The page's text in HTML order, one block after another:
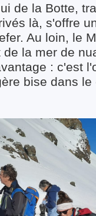
de la Botte,
là, s'offre
Au loin, le
la mer de
: c'est
bise dans